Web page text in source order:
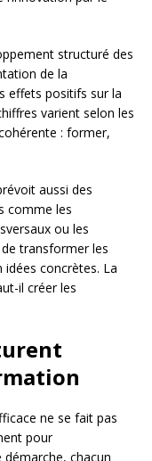
structuré des
de la
effets positifs sur la
varient selon les
: former,
aussi des
comme les
ou les
transformer les
concrètes. La
il créer les
ne se fait pas
pour
chacun